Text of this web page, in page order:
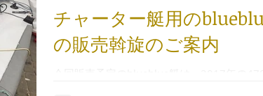
チャーター艇用の
の販売斡旋のご案内